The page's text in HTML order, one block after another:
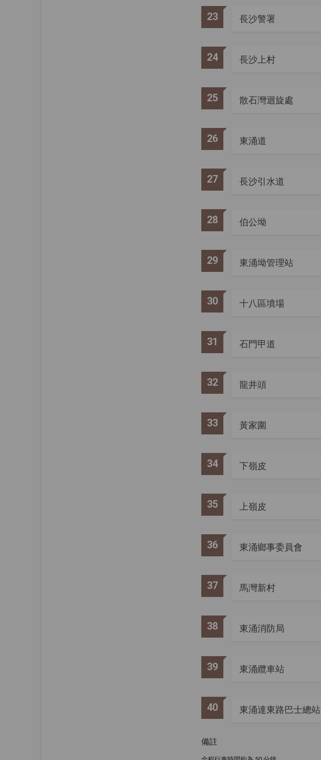
23 長沙警署
24 長沙上村
25 散石灣迴旋處
26 東涌道
27 長沙引水道
28 伯公坳
29 東涌坳管理站
30 十八區墳場
31 石門甲道
32 龍井頭
33 黃家圍
34 下嶺皮
35 上嶺皮
36 東涌鄉事委員會
37 馬灣新村
38 東涌消防局
39 東涌纜車站
40 東涌達東路巴士總站
備註